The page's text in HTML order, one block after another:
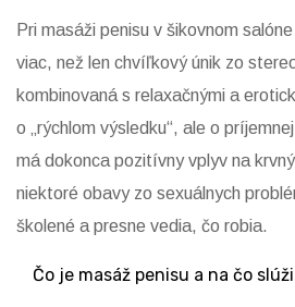
Pri masáži penisu v šikovnom
viac, než len chvíľkový únik zo
kombinovaná s relaxačnými a
o „rýchlom výsledku“, ale o
má dokonca pozitívny vplyv na
niektoré obavy zo sexuálnych
školené a presne vedia, čo robia.
Čo je masáž penisu a na čo slúži